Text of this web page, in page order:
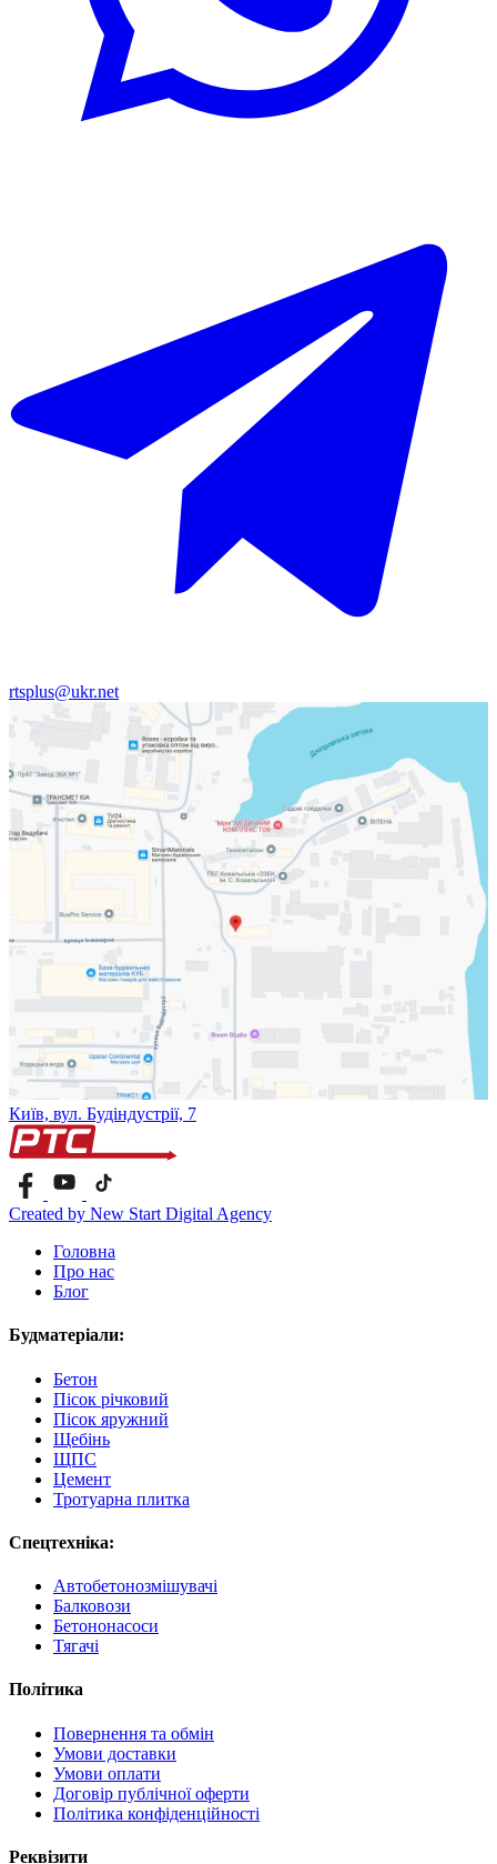
rtsplus@ukr.net
Київ, вул. Будіндустрії, 7
Created by New Start Digital Agency
Головна
Про нас
Блог
Будматеріали:
Бетон
Пісок річковий
Пісок яружний
Щебінь
ЩПС
Цемент
Тротуарна плитка
Спецтехніка:
Автобетонозмішувачі
Балковози
Бетононасоси
Тягачі
Політика
Повернення та обмін
Умови доставки
Умови оплати
Договір публічної оферти
Політика конфіденційності
Реквізити